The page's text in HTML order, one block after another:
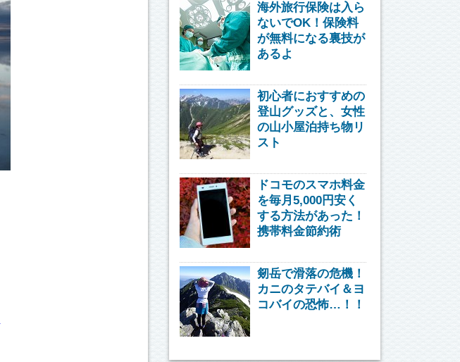
海外旅行保険は入ら
ないでOK！保険料
が無料になる裏技が
あるよ
初心者におすすめの
登山グッズと、女性
の山小屋泊持ち物リ
スト
ドコモのスマホ料金
を毎月5,000円安く
する方法があった！
携帯料金節約術
剱岳で滑落の危機！
カニのタテバイ＆ヨ
コバイの恐怖…！！